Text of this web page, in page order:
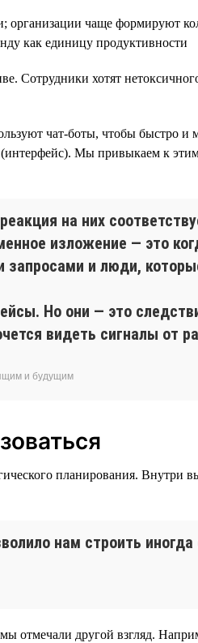
организации чаще формируют
как единицу продуктивности
Сотрудники хотят
чат-боты, чтобы быстро и
Мы привыкаем к
на них
изложение — это
и люди,
Но они — это
видеть сигналы от
и будущим
планирования. Внутри
нам строить
отмечали другой взгляд.